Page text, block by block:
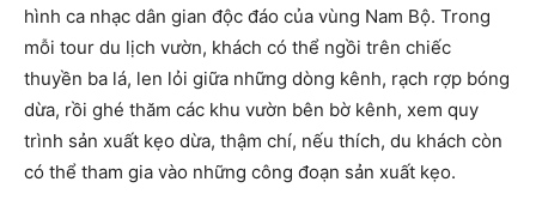
hình ca nhạc dân gian độc đáo của vùng Nam Bộ. Trong
mỗi tour du lịch vườn, khách có thể ngồi trên chiếc
thuyền ba lá, len lỏi giữa những dòng kênh, rạch rợp bóng
dừa, rồi ghé thăm các khu vườn bên bờ kênh, xem quy
trình sản xuất kẹo dừa, thậm chí, nếu thích, du khách còn
có thể tham gia vào những công đoạn sản xuất kẹo.